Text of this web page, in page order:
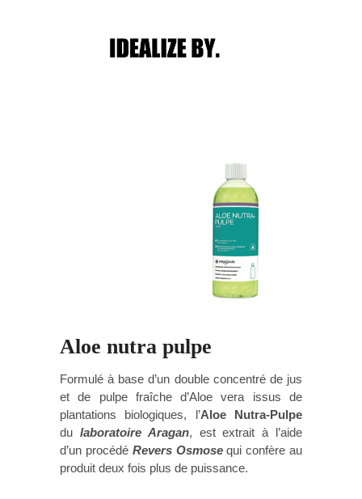
Aloe nutra pulpe
Formulé à base d’un double concentré de jus
et de pulpe fraîche d’Aloe vera issus de
plantations biologiques, l’Aloe Nutra-Pulpe
du laboratoire Aragan, est extrait à l’aide
d’un procédé Revers Osmosequi confère au
produit deux fois plus de puissance.